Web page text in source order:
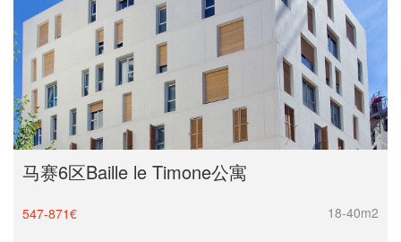
马赛6区Baille le Timone公寓
547-871€ 18-40m2